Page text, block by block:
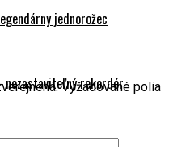
jednorožec
nezastaviteľný rekordér
Vyžadované polia